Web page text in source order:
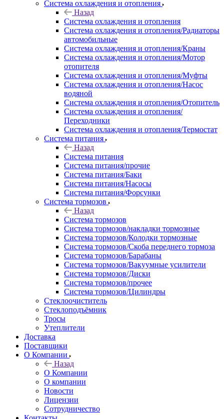
Система охлаждения и отопления
Назад
Система охлаждения и отопления
Система охлаждения и отопления/Радиаторы
автомобильные
Система охлаждения и отопления/Краны
Система охлаждения и отопления/Мотор
отопителя
Система охлаждения и отопления/Муфты
Система охлаждения и отопления/Насос
водяной
Система охлаждения и отопления/Отопитель
Система охлаждения и отопления/
Переходники
Система охлаждения и отопления/Термостат
Система питания
Назад
Система питания
Система питания/прочие
Система питания/Баки
Система питания/Насосы
Система питания/Форсунки
Система тормозов
Назад
Система тормозов
Система тормозов/накладки тормозные
Система тормозов/Колодки тормозные
Система тормозов/Скоба переднего тормоза
Система тормозов/Барабаны
Система тормозов/Вакуумные усилители
Система тормозов/Диски
Система тормозов/прочее
Система тормозов/Цилиндры
Стеклоочиститель
Стеклоподъёмник
Тросы
Утеплители
Доставка
Поставщики
О Компании
Назад
О Компании
О компании
Новости
Лицензии
Сотрудничество